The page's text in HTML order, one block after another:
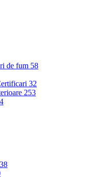
de fum 58
32
253
38